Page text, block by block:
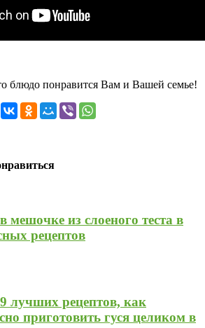
блюдо понравится Вам и Вашей семье!
из слоеного теста в
рецептов
лучших рецептов, как
приготовить гуся целиком в